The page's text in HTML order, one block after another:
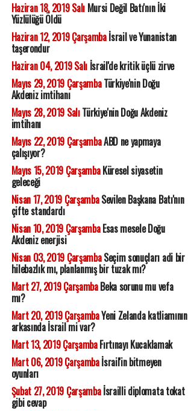
Haziran 18, 2019 SalıMursi Değil Batı'nın İki
Yüzlülüğü Öldü
Haziran 12, 2019 Çarşambaİsrail ve Yunanistan
taşerondur
Haziran 04, 2019 Salıİsrail'de kritik üçlü zirve
Mayıs 29, 2019 ÇarşambaTürkiye'nin Doğu
Akdeniz imtihanı
Mayıs 28, 2019 SalıTürkiye'nin Doğu Akdeniz
imtihanı
Mayıs 22, 2019 ÇarşambaABD ne yapmaya
çalışıyor?
Mayıs 15, 2019 ÇarşambaKüresel siyasetin
geleceği
Nisan 17, 2019 ÇarşambaSevilen Başkana Batı'nın
çifte standardı
Nisan 10, 2019 ÇarşambaEsas mesele Doğu
Akdeniz enerjisi
Nisan 03, 2019 ÇarşambaSeçim sonuçları adi bir
hilebazlık mı, planlanmış bir tuzak mı?
Mart 27, 2019 ÇarşambaBeka sorunu mu vefa
mı?
Mart 20, 2019 ÇarşambaYeni Zelanda katliamının
arkasında İsrail mi var?
Mart 13, 2019 ÇarşambaFırtınayı Kucaklamak
Mart 06, 2019 Çarşambaİsrail'in bitmeyen
oyunları
Şubat 27, 2019 Çarşambaİsrailli diplomata tokat
gibi cevap